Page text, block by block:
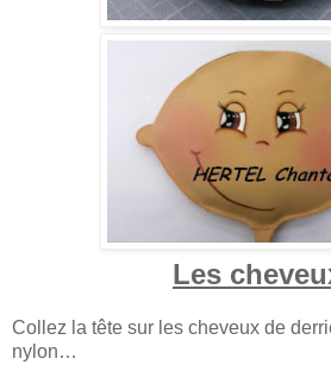
Les
Collez la tête sur les cheveux de
nylon…